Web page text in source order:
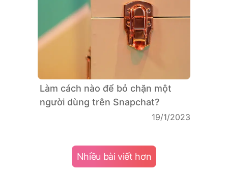
Làm cách nào để bỏ chặn một
người dùng trên Snapchat?
19/1/2023
Nhiều bài viết hơn